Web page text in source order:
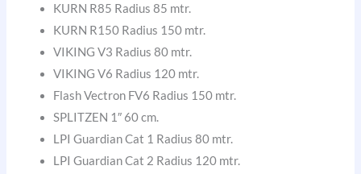
KURN R85 Radius 85 mtr.
KURN R150 Radius 150 mtr.
VIKING V3 Radius 80 mtr.
VIKING V6 Radius 120 mtr.
Flash Vectron FV6 Radius 150 mtr.
SPLITZEN 1″ 60 cm.
LPI Guardian Cat 1 Radius 80 mtr.
LPI Guardian Cat 2 Radius 120 mtr.